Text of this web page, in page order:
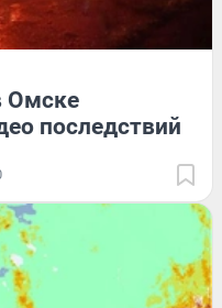
Омске
последствий